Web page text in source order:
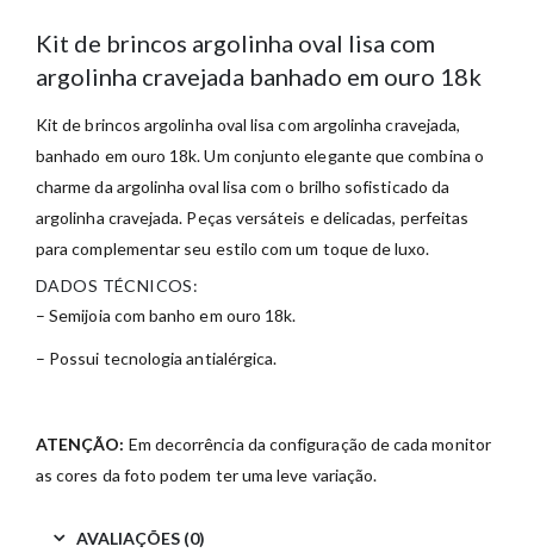
Kit de brincos argolinha oval lisa com
argolinha cravejada banhado em ouro 18k
Kit de brincos argolinha oval lisa com argolinha cravejada,
banhado em ouro 18k. Um conjunto elegante que combina o
charme da argolinha oval lisa com o brilho sofisticado da
argolinha cravejada. Peças versáteis e delicadas, perfeitas
para complementar seu estilo com um toque de luxo.
DADOS TÉCNICOS:
– Semijoia com banho em ouro 18k.
– Possui tecnologia antialérgica.
ATENÇÃO: Em decorrência da configuração de cada monitor
as cores da foto podem ter uma leve variação.
AVALIAÇÕES (0)